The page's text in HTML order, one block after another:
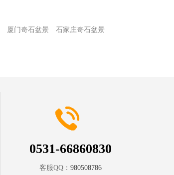
厦门奇石盆景
石家庄奇石盆景
0531-66860830
客服QQ： 980508786